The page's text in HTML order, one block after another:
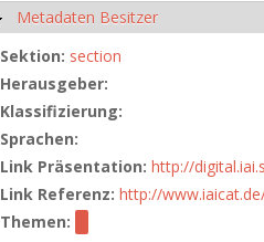
Hide
Metadaten Besitzer
Sektion: section
Herausgeber:
Klassifizierung:
Sprachen:
Link Präsentation: http://
Link Referenz: http://
Themen: